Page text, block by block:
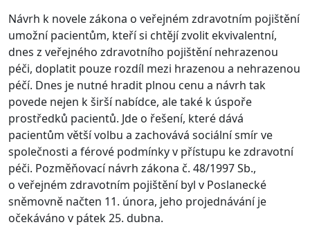
Návrh k novele zákona o veřejném zdravotním pojištění
umožní pacientům, kteří si chtějí zvolit ekvivalentní,
dnes z veřejného zdravotního pojištění nehrazenou
péči, doplatit pouze rozdíl mezi hrazenou a nehrazenou
péčí. Dnes je nutné hradit plnou cenu a návrh tak
povede nejen k širší nabídce, ale také k úspoře
prostředků pacientů. Jde o řešení, které dává
pacientům větší volbu a zachovává sociální smír ve
společnosti a férové podmínky v přístupu ke zdravotní
péči. Pozměňovací návrh zákona č. 48/1997 Sb.,
o veřejném zdravotním pojištění byl v Poslanecké
sněmovně načten 11. února, jeho projednávání je
očekáváno v pátek 25. dubna.